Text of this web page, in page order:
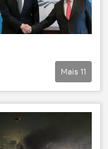
Mais 11